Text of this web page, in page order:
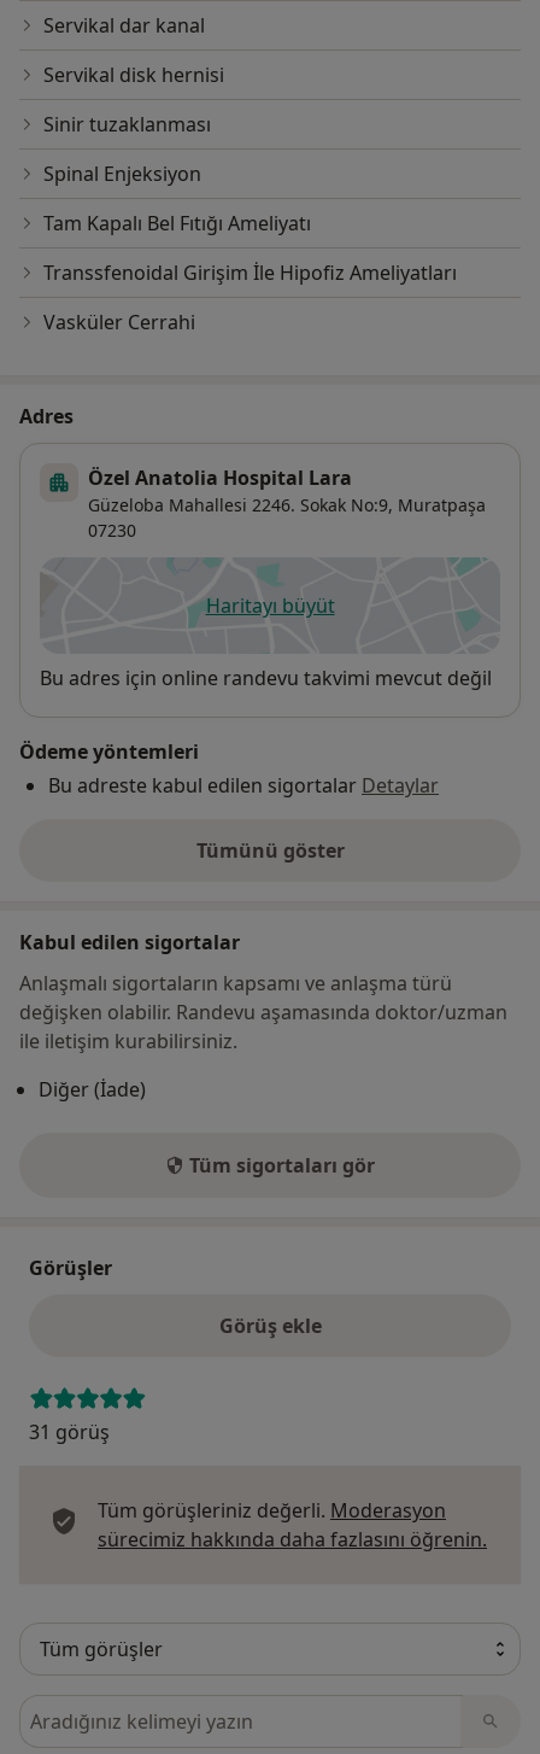
Servikal dar kanal
Servikal disk hernisi
Sinir tuzaklanması
Spinal Enjeksiyon
Tam Kapalı Bel Fıtığı Ameliyatı
Transsfenoidal Girişim İle Hipofiz Ameliyatları
Vasküler Cerrahi
Adres
Özel Anatolia Hospital Lara
Güzeloba Mahallesi 2246. Sokak No:9, Muratpaşa
07230
Haritayı büyütyeni bir sekmede açılır
Uygunluk
Bu adres için online randevu takvimi mevcut değil
Ödeme yöntemleri
Bu adreste kabul edilen sigortalar Detaylar
Tümünü göster
adres hakkında
Kabul edilen sigortalar
Anlaşmalı sigortaların kapsamı ve anlaşma türü
değişken olabilir. Randevu aşamasında doktor/uzman
ile iletişim kurabilirsiniz.
Diğer (İade)
Tüm sigortaları gör
Görüşler
Görüş ekle
31 görüş
Tüm görüşleriniz değerli. Moderasyon
sürecimiz hakkında daha fazlasını öğrenin.
Görüşler içerisinde ara